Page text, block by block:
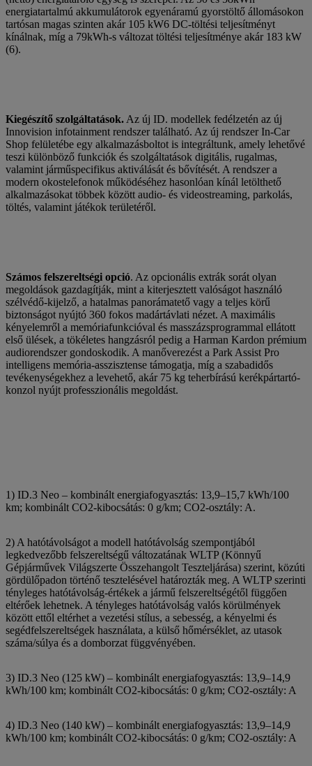
energiatartalmú akkumulátorok egyenáramú gyorstöltő állomásokon
tartósan magas szinten akár 105 kW6 DC-töltési teljesítményt
kínálnak, míg a 79kWh-s változat töltési teljesítménye akár 183 kW
(6).
Kiegészítő szolgáltatások. Az új ID. modellek fedélzetén az új
Innovision infotainment rendszer található. Az új rendszer In-Car
Shop felületébe egy alkalmazásboltot is integráltunk, amely lehetővé
teszi különböző funkciók és szolgáltatások digitális, rugalmas,
valamint járműspecifikus aktiválását és bővítését. A rendszer a
modern okostelefonok működéséhez hasonlóan kínál letölthető
alkalmazásokat többek között audio- és videostreaming, parkolás,
töltés, valamint játékok területéről.
Számos felszereltségi opció. Az opcionális extrák sorát olyan
megoldások gazdagítják, mint a kiterjesztett valóságot használó
szélvédő-kijelző, a hatalmas panorámatető vagy a teljes körű
biztonságot nyújtó 360 fokos madártávlati nézet. A maximális
kényelemről a memóriafunkcióval és masszázsprogrammal ellátott
első ülések, a tökéletes hangzásról pedig a Harman Kardon prémium
audiorendszer gondoskodik. A manőverezést a Park Assist Pro
intelligens memória-asszisztense támogatja, míg a szabadidős
tevékenységekhez a levehető, akár 75 kg teherbírású kerékpártartó-
konzol nyújt professzionális megoldást.
1) ID.3 Neo – kombinált energiafogyasztás: 13,9–15,7 kWh/100
km; kombinált CO2-kibocsátás: 0 g/km; CO2-osztály: A.
2) A hatótávolságot a modell hatótávolság szempontjából
legkedvezőbb felszereltségű változatának WLTP (Könnyű
Gépjárművek Világszerte Összehangolt Teszteljárása) szerint, közúti
gördülőpadon történő tesztelésével határozták meg. A WLTP szerinti
tényleges hatótávolság‑értékek a jármű felszereltségétől függően
eltérőek lehetnek. A tényleges hatótávolság valós körülmények
között ettől eltérhet a vezetési stílus, a sebesség, a kényelmi és
segédfelszereltségek használata, a külső hőmérséklet, az utasok
száma/súlya és a domborzat függvényében.
3) ID.3 Neo (125 kW) – kombinált energiafogyasztás: 13,9–14,9
kWh/100 km; kombinált CO2-kibocsátás: 0 g/km; CO2-osztály: A
4) ID.3 Neo (140 kW) – kombinált energiafogyasztás: 13,9–14,9
kWh/100 km; kombinált CO2-kibocsátás: 0 g/km; CO2-osztály: A